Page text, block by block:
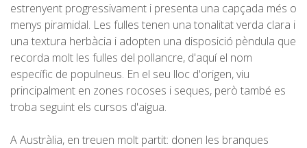
estrenyent progressivament i presenta una capçada més o
menys piramidal. Les fulles tenen una tonalitat verda clara i
una textura herbàcia i adopten una disposició pèndula que
recorda molt les fulles del pollancre, d'aquí el nom
específic de populneus. En el seu lloc d'origen, viu
principalment en zones rocoses i seques, però també es
troba seguint els cursos d'aigua.
A Austràlia, en treuen molt partit: donen les branques